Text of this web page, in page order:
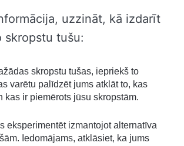
uzzināt, kā izdarīt
skropstu tušu:
skropstu tušas, iepriekš to
varētu palīdzēt jums atklāt to, kas
kas ir piemērots jūsu skropstām.
eksperimentēt izmantojot alternatīva
Iedomājams, atklāsiet, ka jums